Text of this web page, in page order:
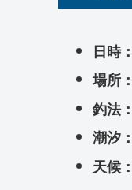
日時：
場所：
釣法：
潮汐：
天候：